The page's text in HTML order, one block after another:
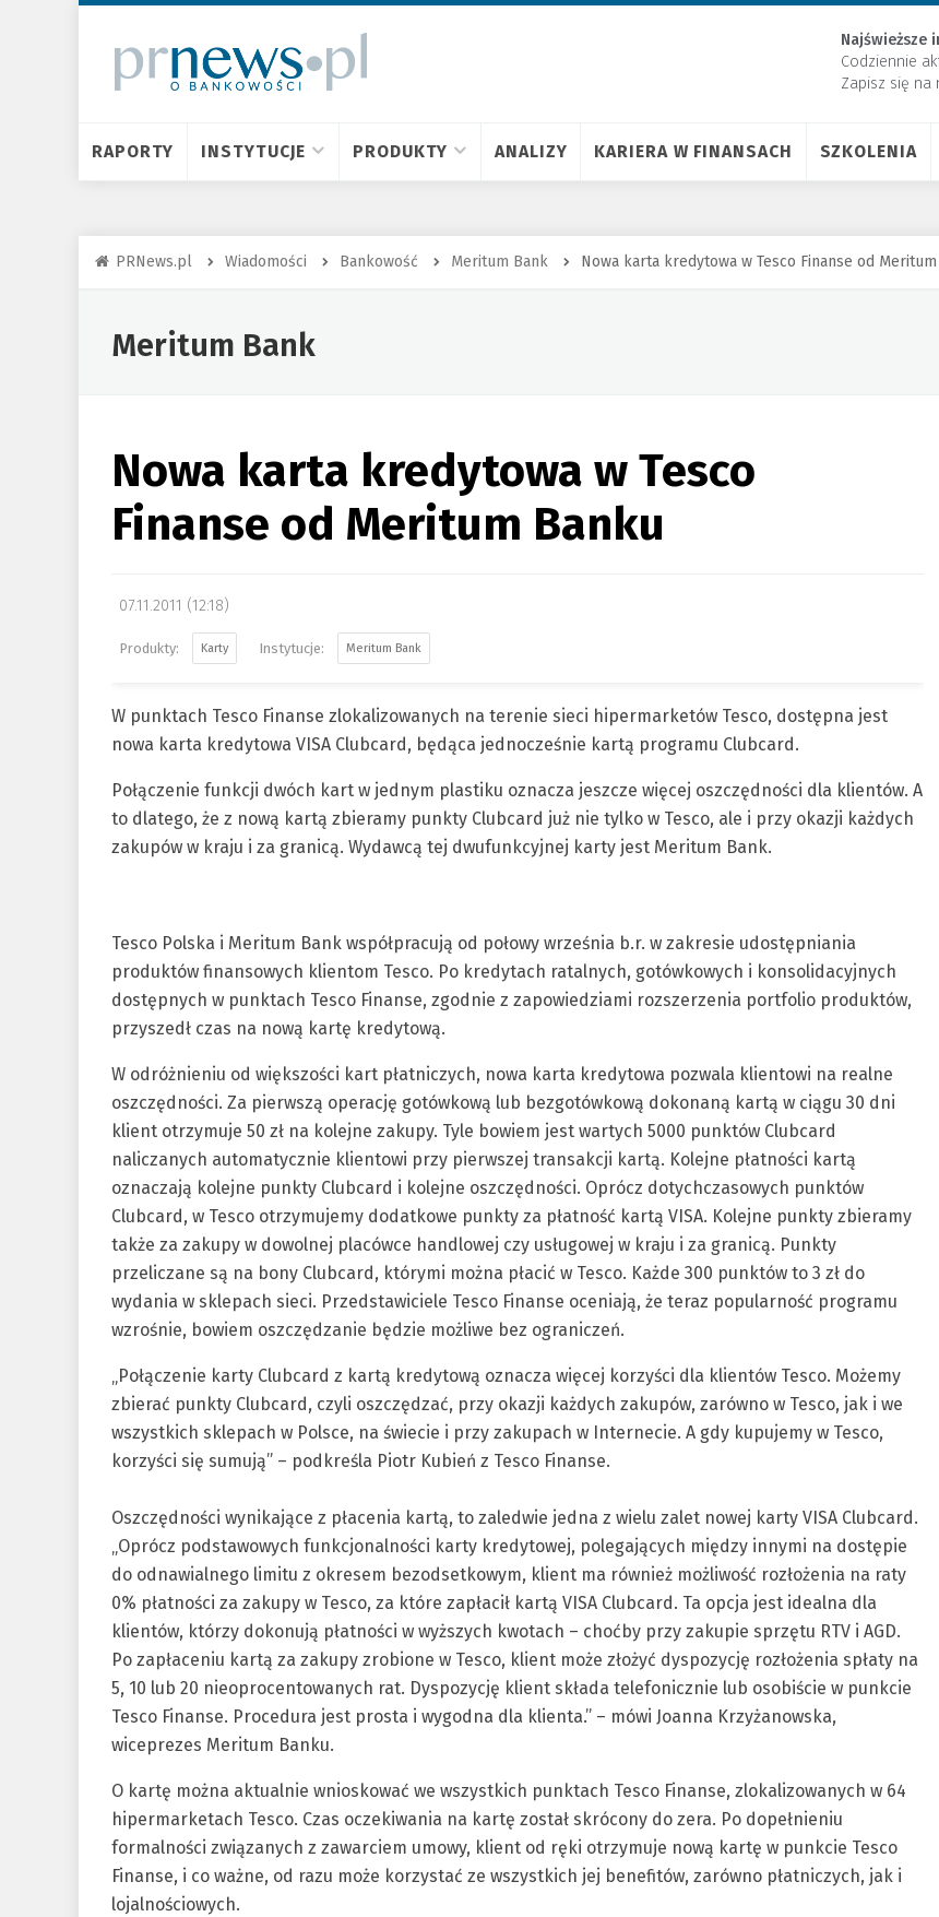
Najświeższe
Codziennie
Zapisz się na
RAPORTY INSTYTUCJE PRODUKTY ANALIZY KARIERA W FINANSACH SZKOLENIA
PRNews.pl Wiadomości Bankowość Meritum Bank Nowa karta kredytowa w Tesco Finanse od
Meritum Bank
Nowa karta kredytowa w Tesco
Finanse od Meritum Banku
07.11.2011 (12:18)
Karty Meritum Bank
W punktach Tesco Finanse zlokalizowanych na terenie sieci hipermarketów Tesco, dostępna jest
nowa karta kredytowa VISA Clubcard, będąca jednocześnie kartą programu Clubcard.
Połączenie funkcji dwóch kart w jednym plastiku oznacza jeszcze więcej oszczędności dla klientów. A
to dlatego, że z nową kartą zbieramy punkty Clubcard już nie tylko w Tesco, ale i przy okazji każdych
zakupów w kraju i za granicą. Wydawcą tej dwufunkcyjnej karty jest Meritum Bank.
Tesco Polska i Meritum Bank współpracują od połowy września b.r. w zakresie udostępniania
produktów finansowych klientom Tesco. Po kredytach ratalnych, gotówkowych i konsolidacyjnych
dostępnych w punktach Tesco Finanse, zgodnie z zapowiedziami rozszerzenia portfolio produktów,
przyszedł czas na nową kartę kredytową.
W odróżnieniu od większości kart płatniczych, nowa karta kredytowa pozwala klientowi na realne
oszczędności. Za pierwszą operację gotówkową lub bezgotówkową dokonaną kartą w ciągu 30 dni
klient otrzymuje 50 zł na kolejne zakupy. Tyle bowiem jest wartych 5000 punktów Clubcard
naliczanych automatycznie klientowi przy pierwszej transakcji kartą. Kolejne płatności kartą
oznaczają kolejne punkty Clubcard i kolejne oszczędności. Oprócz dotychczasowych punktów
Clubcard, w Tesco otrzymujemy dodatkowe punkty za płatność kartą VISA. Kolejne punkty zbieramy
także za zakupy w dowolnej placówce handlowej czy usługowej w kraju i za granicą. Punkty
przeliczane są na bony Clubcard, którymi można płacić w Tesco. Każde 300 punktów to 3 zł do
wydania w sklepach sieci. Przedstawiciele Tesco Finanse oceniają, że teraz popularność programu
wzrośnie, bowiem oszczędzanie będzie możliwe bez ograniczeń.
„Połączenie karty Clubcard z kartą kredytową oznacza więcej korzyści dla klientów Tesco. Możemy
zbierać punkty Clubcard, czyli oszczędzać, przy okazji każdych zakupów, zarówno w Tesco, jak i we
wszystkich sklepach w Polsce, na świecie i przy zakupach w Internecie. A gdy kupujemy w Tesco,
korzyści się sumują” – podkreśla Piotr Kubień z Tesco Finanse.
Oszczędności wynikające z płacenia kartą, to zaledwie jedna z wielu zalet nowej karty VISA Clubcard.
„Oprócz podstawowych funkcjonalności karty kredytowej, polegających między innymi na dostępie
do odnawialnego limitu z okresem bezodsetkowym, klient ma również możliwość rozłożenia na raty
0% płatności za zakupy w Tesco, za które zapłacił kartą VISA Clubcard. Ta opcja jest idealna dla
klientów, którzy dokonują płatności w wyższych kwotach – choćby przy zakupie sprzętu RTV i AGD.
Po zapłaceniu kartą za zakupy zrobione w Tesco, klient może złożyć dyspozycję rozłożenia spłaty na
5, 10 lub 20 nieoprocentowanych rat. Dyspozycję klient składa telefonicznie lub osobiście w punkcie
Tesco Finanse. Procedura jest prosta i wygodna dla klienta.” – mówi Joanna Krzyżanowska,
wiceprezes Meritum Banku.
O kartę można aktualnie wnioskować we wszystkich punktach Tesco Finanse, zlokalizowanych w 64
hipermarketach Tesco. Czas oczekiwania na kartę został skrócony do zera. Po dopełnieniu
formalności związanych z zawarciem umowy, klient od ręki otrzymuje nową kartę w punkcie Tesco
Finanse, i co ważne, od razu może korzystać ze wszystkich jej benefitów, zarówno płatniczych, jak i
lojalnościowych.